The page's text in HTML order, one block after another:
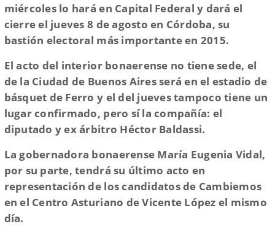
miércoles lo hará en Capital Federal y dará el
cierre el jueves 8 de agosto en Córdoba, su
bastión electoral más importante en 2015.
El acto del interior bonaerense no tiene sede, el
de la Ciudad de Buenos Aires será en el estadio de
básquet de Ferro y el del jueves tampoco tiene un
lugar confirmado, pero sí la compañía: el
diputado y ex árbitro Héctor Baldassi.
La gobernadora bonaerense María Eugenia Vidal,
por su parte, tendrá su último acto en
representación de los candidatos de Cambiemos
en el Centro Asturiano de Vicente López el mismo
día.